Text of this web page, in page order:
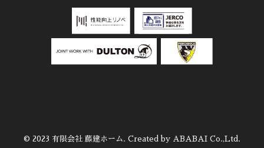
© 2023 有限会社 藤建ホーム. Created by ABABAI Co.,Ltd.